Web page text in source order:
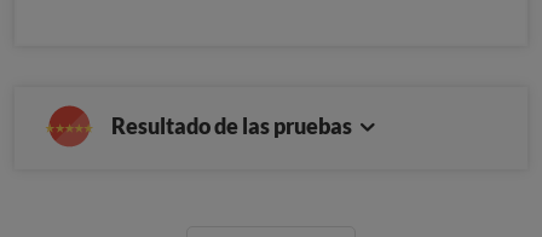
Resultado de las pruebas